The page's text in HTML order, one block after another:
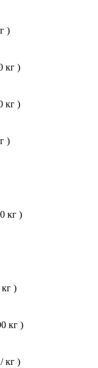
)
кг )
кг )
)
кг )
)
кг )
кг )